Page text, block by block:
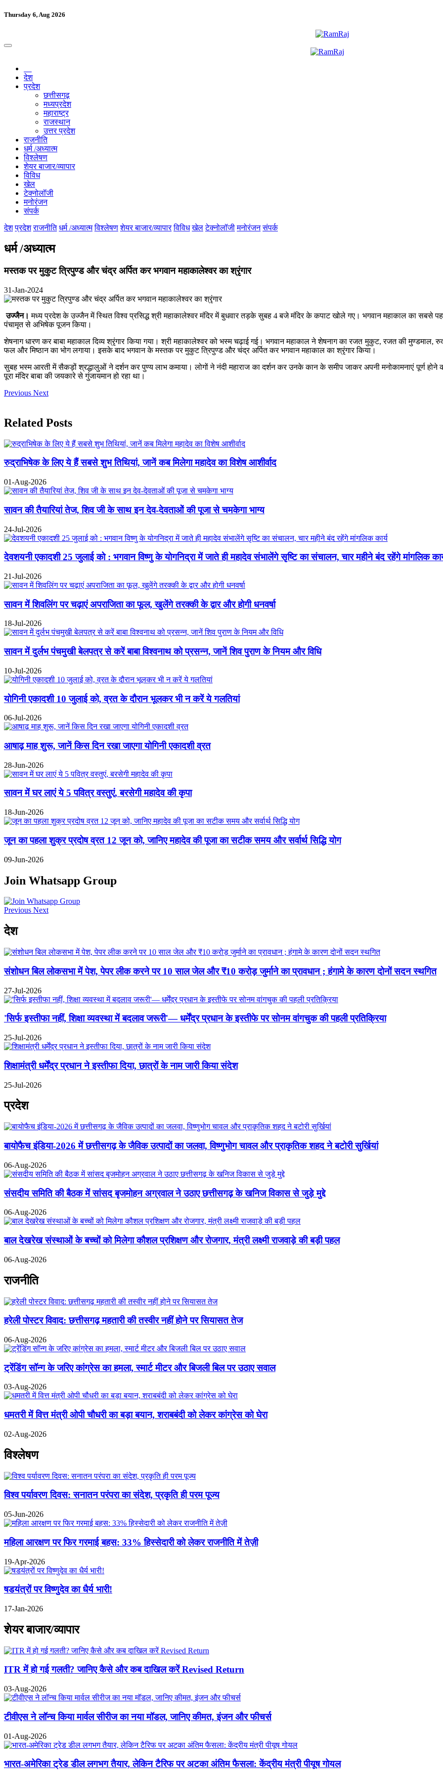
Thursday 6, Aug 2026
देश
प्रदेश
छत्तीसगढ़
मध्यप्रदेश
महाराष्ट्र
राजस्थान
उत्तर प्रदेश
राजनीति
धर्म /अध्यात्म
विश्लेषण
शेयर बाजार/व्यापार
विविध
खेल
टेक्नोलॉजी
मनोरंजन
संपर्क
देश प्रदेश राजनीति धर्म /अध्यात्म विश्लेषण शेयर बाजार/व्यापार विविध खेल टेक्नोलॉजी मनोरंजन संपर्क
धर्म /अध्यात्म
मस्तक पर मुकुट त्रिपुण्ड और चंद्र अर्पित कर भगवान महाकालेश्वर का श्रृंगार
31-Jan-2024
उज्जैन।मध्य प्रदेश के उज्जैन में स्थित विश्व प्रसिद्ध श्री महाकालेश्वर मंदिर में बुधवार तड़के सुबह 4 बजे मंदिर के कपाट खोले गए। भगवान महाकाल का
पंचामृत से अभिषेक पूजन किया।
शेषनाग धारण कर बाबा महाकाल दिव्य श्रृंगार किया गया। श्री महाकालेश्वर को भस्म चढ़ाई गई। भगवान महाकाल ने शेषनाग का रजत मुकुट, रजत की मुण्डमाल,
फल और मिष्ठान का भोग लगाया। इसके बाद भगवान के मस्तक पर मुकुट त्रिपुण्ड और चंद्र अर्पित कर भगवान महाकाल का श्रृंगार किया।
सुबह भस्म आरती में सैकड़ों श्रद्धालुओं ने दर्शन कर पुण्य लाभ कमाया। लोगों ने नंदी महाराज का दर्शन कर उनके कान के समीप जाकर अपनी मनोकामनाएं पूर्ण होने
पूरा मंदिर बाबा की जयकारे से गुंजायमान हो रहा था।
Previous Next
Related Posts
रुद्राभिषेक के लिए ये हैं सबसे शुभ तिथियां, जानें कब मिलेगा महादेव का विशेष आशीर्वाद
01-Aug-2026
सावन की तैयारियां तेज, शिव जी के साथ इन देव-देवताओं की पूजा से चमकेगा भाग्य
24-Jul-2026
देवशयनी एकादशी 25 जुलाई को : भगवान विष्णु के योगनिद्रा में जाते ही महादेव संभालेंगे सृष्टि का संचालन, चार महीने बंद रहेंगे मांगलिक
21-Jul-2026
सावन में शिवलिंग पर चढ़ाएं अपराजिता का फूल, खुलेंगे तरक्की के द्वार और होगी धनवर्षा
18-Jul-2026
सावन में दुर्लभ पंचमुखी बेलपत्र से करें बाबा विश्वनाथ को प्रसन्न, जानें शिव पुराण के नियम और विधि
10-Jul-2026
योगिनी एकादशी 10 जुलाई को, व्रत के दौरान भूलकर भी न करें ये गलतियां
06-Jul-2026
आषाढ़ माह शुरू, जानें किस दिन रखा जाएगा योगिनी एकादशी व्रत
28-Jun-2026
सावन में घर लाएं ये 5 पवित्र वस्तुएं, बरसेगी महादेव की कृपा
18-Jun-2026
जून का पहला शुक्र प्रदोष व्रत 12 जून को, जानिए महादेव की पूजा का सटीक समय और सर्वार्थ सिद्धि योग
09-Jun-2026
Join Whatsapp Group
Previous Next
देश
संशोधन बिल लोकसभा में पेश, पेपर लीक करने पर 10 साल जेल और ₹10 करोड़ जुर्माने का प्रावधान ; हंगामे के कारण दोनों सदन स्थगित
27-Jul-2026
'सिर्फ इस्तीफा नहीं, शिक्षा व्यवस्था में बदलाव जरूरी'— धर्मेंद्र प्रधान के इस्तीफे पर सोनम वांगचुक की पहली प्रतिक्रिया
25-Jul-2026
शिक्षामंत्री धर्मेंद्र प्रधान ने इस्तीफा दिया, छात्रों के नाम जारी किया संदेश
25-Jul-2026
प्रदेश
बायोफैच इंडिया-2026 में छत्तीसगढ़ के जैविक उत्पादों का जलवा, विष्णुभोग चावल और प्राकृतिक शहद ने बटोरी सुर्खियां
06-Aug-2026
संसदीय समिति की बैठक में सांसद बृजमोहन अग्रवाल ने उठाए छत्तीसगढ़ के खनिज विकास से जुड़े मुद्दे
06-Aug-2026
बाल देखरेख संस्थाओं के बच्चों को मिलेगा कौशल प्रशिक्षण और रोजगार, मंत्री लक्ष्मी राजवाड़े की बड़ी पहल
06-Aug-2026
राजनीति
हरेली पोस्टर विवाद: छत्तीसगढ़ महतारी की तस्वीर नहीं होने पर सियासत तेज
06-Aug-2026
ट्रेंडिंग सॉन्ग के जरिए कांग्रेस का हमला, स्मार्ट मीटर और बिजली बिल पर उठाए सवाल
03-Aug-2026
धमतरी में वित्त मंत्री ओपी चौधरी का बड़ा बयान, शराबबंदी को लेकर कांग्रेस को घेरा
02-Aug-2026
विश्लेषण
विश्व पर्यावरण दिवस: सनातन परंपरा का संदेश, प्रकृति ही परम पूज्य
05-Jun-2026
महिला आरक्षण पर फिर गरमाई बहस: 33% हिस्सेदारी को लेकर राजनीति में तेज़ी
19-Apr-2026
षडयंत्रों पर विष्णुदेव का धैर्य भारी!
17-Jan-2026
शेयर बाजार/व्यापार
ITR में हो गई गलती? जानिए कैसे और कब दाखिल करें Revised Return
03-Aug-2026
टीवीएस ने लॉन्च किया मार्वल सीरीज का नया मॉडल, जानिए कीमत, इंजन और फीचर्स
01-Aug-2026
भारत-अमेरिका ट्रेड डील लगभग तैयार, लेकिन टैरिफ पर अटका अंतिम फैसला: केंद्रीय मंत्री पीयूष गोयल